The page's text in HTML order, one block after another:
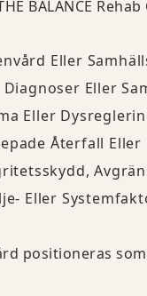
BALANCE
Eller
Diagnoser Eller
Eller
Återfall Eller
Eller
positioneras